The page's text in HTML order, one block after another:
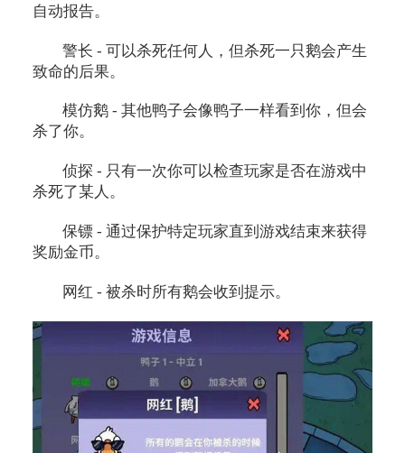
自动报告。
警长 - 可以杀死任何人，但杀死一只鹅会产生
致命的后果。
模仿鹅 - 其他鸭子会像鸭子一样看到你，但会
杀了你。
侦探 - 只有一次你可以检查玩家是否在游戏中
杀死了某人。
保镖 - 通过保护特定玩家直到游戏结束来获得
奖励金币。
网红 - 被杀时所有鹅会收到提示。